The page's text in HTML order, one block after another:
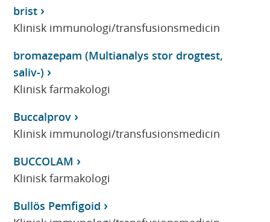
brist
Klinisk immunologi/transfusionsmedicin
bromazepam (Multianalys stor drogtest,
saliv-)
Klinisk farmakologi
Buccalprov
Klinisk immunologi/transfusionsmedicin
BUCCOLAM
Klinisk farmakologi
Bullös Pemfigoid